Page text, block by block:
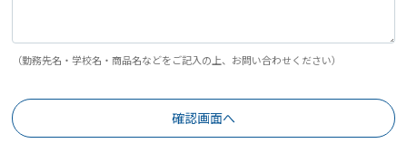
（勤務先名・学校名・商品名などをご記入の上、お問い合わせください）